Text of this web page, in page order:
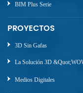
BIM Plus Serie
PROYECTOS
3D Sin Gafas
La Solución 3D
Medios Digitales